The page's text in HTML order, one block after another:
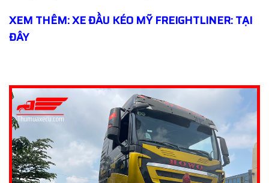
XEM THÊM: XE ĐẦU KÉO MỸ FREIGHTLINER: TẠI
ĐÂY